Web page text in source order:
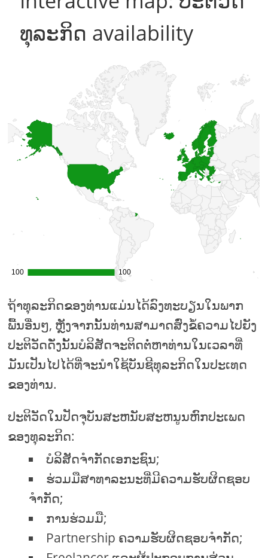
ທຸລະກິດ availability
ຖ້າທຸລະກິດຂອງທ່ານແມ່ນໄດ້ລົງທະບຽນໃນພາກ
ພື້ນອື່ນໆ, ຫຼັງຈາກນັ້ນທ່ານສາມາດສົ່ງຂໍ້ຄວາມໄປຍັງ
ປະຕິວັດດັ່ງນັ້ນບໍລິສັດຈະຕິດຕໍ່ຫາທ່ານໃນເວລາທີ່
ມັນເປັນໄປໄດ້ທີ່ຈະນໍາໃຊ້ບັນຊີທຸລະກິດໃນປະເທດ
ຂອງທ່ານ.
ປະຕິວັດໃນປັດຈຸບັນສະຫນັບສະຫນູນຫົກປະເພດ
ຂອງທຸລະກິດ:
ບໍລິສັດຈໍາກັດເອກະຊົນ;
ຮ່ວມມືສາທາລະນະທີ່ມີຄວາມຮັບຜິດຊອບ
ຈໍາກັດ;
ການຮ່ວມມື;
Partnership ຄວາມຮັບຜິດຊອບຈໍາກັດ;